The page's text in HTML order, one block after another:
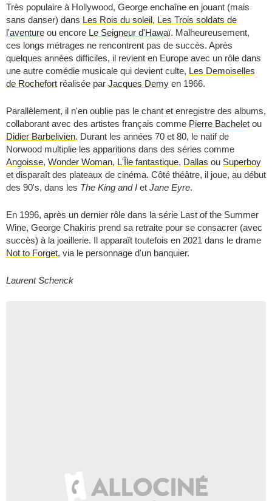
Très populaire à Hollywood, George enchaîne en jouant (mais
sans danser) dans Les Rois du soleil, Les Trois soldats de
l'aventure ou encore Le Seigneur d'Hawaï. Malheureusement,
ces longs métrages ne rencontrent pas de succès. Après
quelques années difficiles, il revient en Europe avec un rôle dans
une autre comédie musicale qui devient culte, Les Demoiselles
de Rochefort réalisée par Jacques Demy en 1966.
Parallèlement, il n'en oublie pas le chant et enregistre des albums,
collaborant avec des artistes français comme Pierre Bachelet ou
Didier Barbelivien. Durant les années 70 et 80, le natif de
Norwood multiplie les apparitions dans des séries comme
Angoisse, Wonder Woman, L'Île fantastique, Dallas ou Superboy
et disparaît des plateaux de cinéma. Côté théâtre, il joue, au début
des 90's, dans les The King and I et Jane Eyre.
En 1996, après un dernier rôle dans la série Last of the Summer
Wine, George Chakiris prend sa retraite pour se consacrer (avec
succès) à la joaillerie. Il apparaît toutefois en 2021 dans le drame
Not to Forget, via le personnage d'un banquier.
Laurent Schenck